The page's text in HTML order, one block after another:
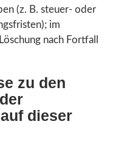
(z. B. steuer- oder
im
nach Fortfall
zu den
dieser